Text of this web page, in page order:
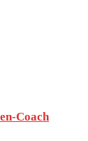
Coach